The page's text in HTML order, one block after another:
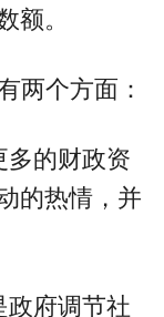
额。
两个方面：
多的财政资
的热情，并
政府调节社